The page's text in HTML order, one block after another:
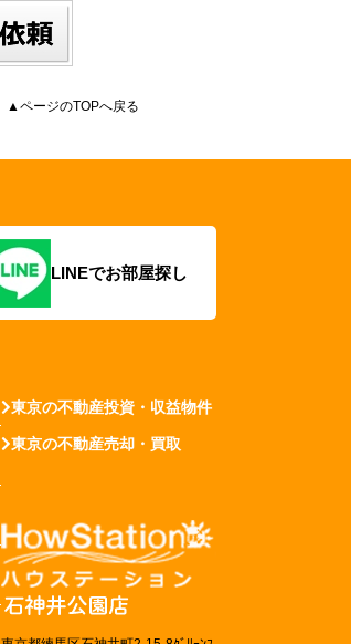
▲ページのTOPへ戻る
LINEでお部屋探し
東京の不動産投資・収益物件
東京の不動産売却・買取